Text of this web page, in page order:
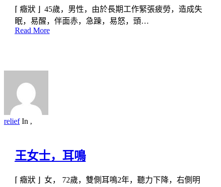
⌈ 癥狀 ⌋ 45歲，男性，由於長期工作緊張疲勞，造成失
眠，易醒，伴面赤，急躁，易怒，頭…
Read More
relief In ,
王女士，耳鳴
⌈ 癥狀 ⌋ 女， 72歲，雙側耳鳴2年，聽力下降，右側明